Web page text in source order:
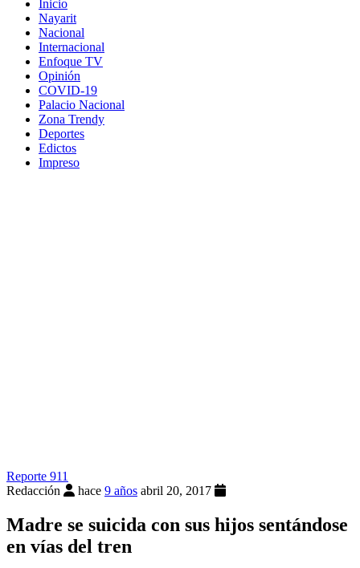
Inicio
Nayarit
Nacional
Internacional
Enfoque TV
Opinión
COVID-19
Palacio Nacional
Zona Trendy
Deportes
Edictos
Impreso
Reporte 911
Redacción
hace 9 años abril 20, 2017
Madre se suicida con sus hijos sentándose
en vías del tren